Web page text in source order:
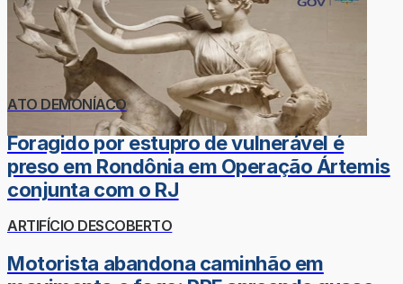
ATO DEMONÍACO
Foragido por estupro de vulnerável é
preso em Rondônia em Operação Ártemis
conjunta com o RJ
ARTIFÍCIO DESCOBERTO
Motorista abandona caminhão em